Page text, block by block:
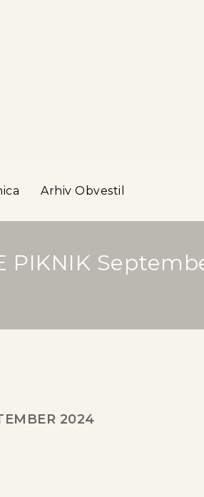
Arhiv Obvestil
PIKNIK
2024